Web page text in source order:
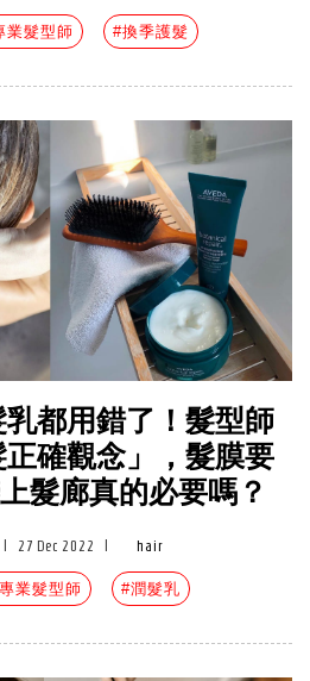
業髮型師 #換季護髮
都用錯了！髮型師
確觀念」，髮膜要
髮廊真的必要嗎？
27 Dec 2022 hair
業髮型師 #潤髮乳